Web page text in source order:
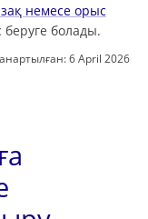
немесе орыс
болады.
6 April 2026